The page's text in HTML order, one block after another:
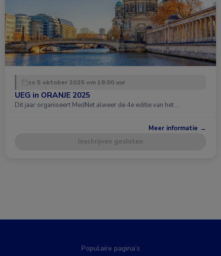
zo 5 oktober 2025 om 18:00 uur
UEG in ORANJE 2025
Dit jaar organiseert MedNet alweer de 4e editie van het …
Meer informatie →
Inschrijven gesloten
Populaire pagina’s